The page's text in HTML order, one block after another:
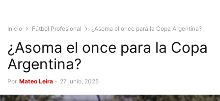
Inicio Fútbol Profesional ¿Asoma el once para la Copa Argentina?
¿Asoma el once para la Copa
Argentina?
Por Mateo Leira - 27 junio, 2025